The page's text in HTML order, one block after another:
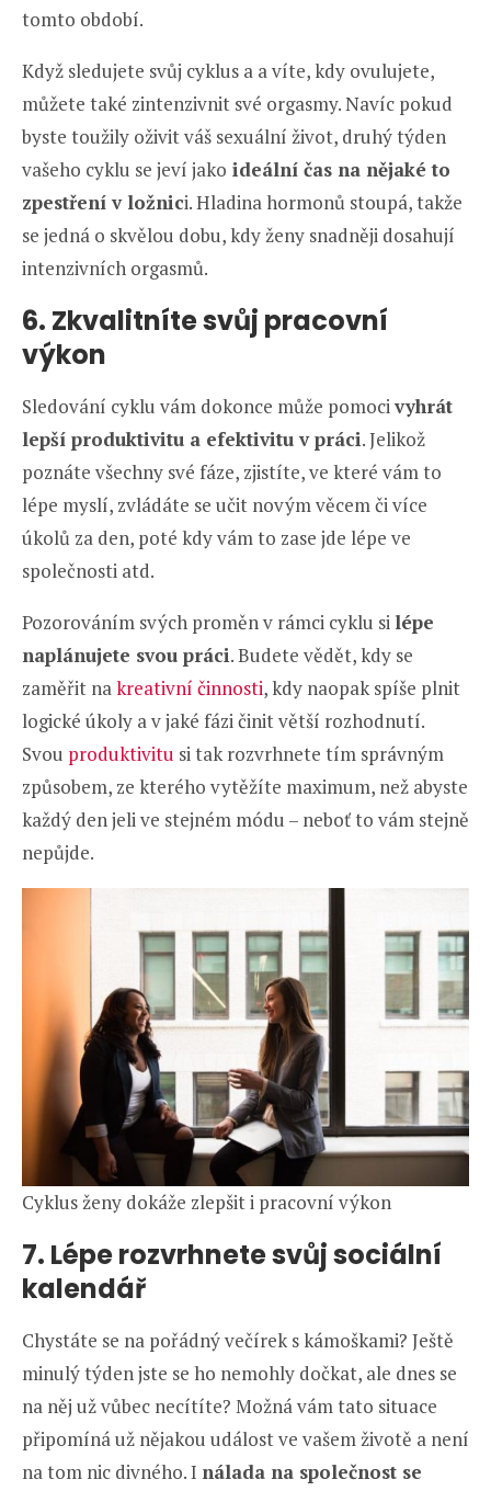
tomto období.
Když sledujete svůj cyklus a a víte, kdy ovulujete,
můžete také zintenzivnit své orgasmy. Navíc pokud
byste toužily oživit váš sexuální život, druhý týden
vašeho cyklu se jeví jako ideální čas na nějaké to
zpestření v ložnici. Hladina hormonů stoupá, takže
se jedná o skvělou dobu, kdy ženy snadněji dosahují
intenzivních orgasmů.
6. Zkvalitníte svůj pracovní
výkon
Sledování cyklu vám dokonce může pomocivyhrát
lepší produktivitu a efektivitu v práci. Jelikož
poznáte všechny své fáze, zjistíte, ve které vám to
lépe myslí, zvládáte se učit novým věcem či více
úkolů za den, poté kdy vám to zase jde lépe ve
společnosti atd.
Pozorováním svých proměn v rámci cyklu si lépe
naplánujete svou práci. Budete vědět, kdy se
zaměřit nakreativní činnosti, kdy naopak spíše plnit
logické úkoly a v jaké fázi činit větší rozhodnutí.
Svou produktivitu si tak rozvrhnete tím správným
způsobem, ze kterého vytěžíte maximum, než abyste
každý den jeli ve stejném módu – neboť to vám stejně
nepůjde.
Cyklus ženy dokáže zlepšit i pracovní výkon
7. Lépe rozvrhnete svůj sociální
kalendář
Chystáte se na pořádný večírek s kámoškami? Ještě
minulý týden jste se ho nemohly dočkat, ale dnes se
na něj už vůbec necítíte? Možná vám tato situace
připomíná už nějakou událost ve vašem životě a není
na tom nic divného. I nálada na společnost se